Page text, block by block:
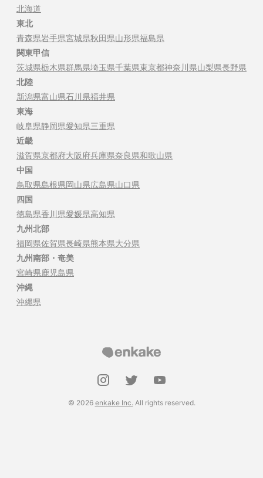
北海道
東北
青森県岩手県宮城県秋田県山形県福島県
関東甲信
茨城県栃木県群馬県埼玉県千葉県東京都神奈川県山梨県長野県
北陸
新潟県富山県石川県福井県
東海
岐阜県静岡県愛知県三重県
近畿
滋賀県京都府大阪府兵庫県奈良県和歌山県
中国
鳥取県島根県岡山県広島県山口県
四国
徳島県香川県愛媛県高知県
九州北部
福岡県佐賀県長崎県熊本県大分県
九州南部・奄美
宮崎県鹿児島県
沖縄
沖縄県
© 2026 enkake Inc.All rights reserved.